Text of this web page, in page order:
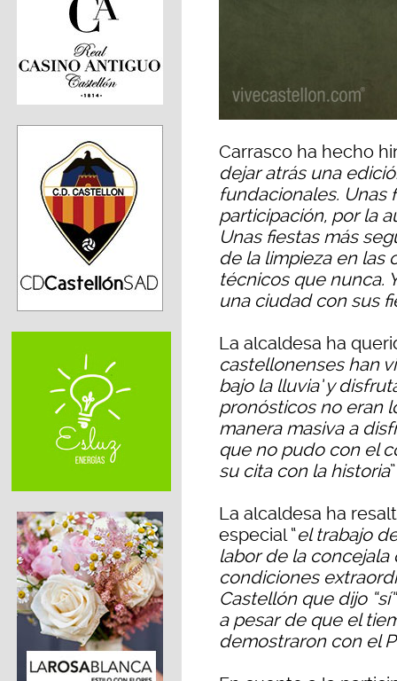
Carrasco ha hecho
dejar atrás una
fundacionales. Unas
participación, por la
Unas fiestas más
de la limpieza en las
técnicos que nunca.
una ciudad con sus
La alcaldesa ha
castellonenses han
bajo la lluvia’ y
pronósticos no eran
manera masiva a
que no pudo con el
su cita con la historia
La alcaldesa ha
especial “el trabajo
labor de la concejala
condiciones
Castellón que dijo
a pesar de que el
demostraron con el